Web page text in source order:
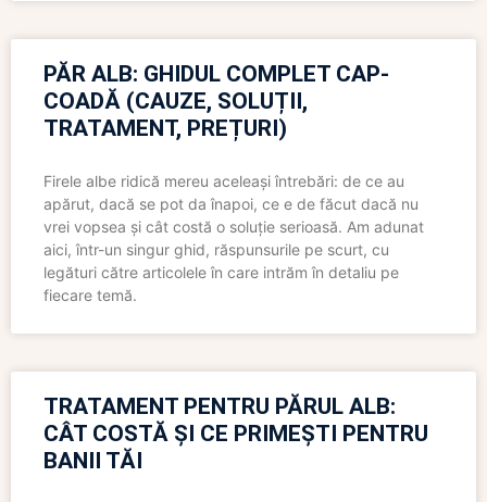
PĂR ALB: GHIDUL COMPLET CAP-
COADĂ (CAUZE, SOLUȚII,
TRATAMENT, PREȚURI)
Firele albe ridică mereu aceleași întrebări: de ce au
apărut, dacă se pot da înapoi, ce e de făcut dacă nu
vrei vopsea și cât costă o soluție serioasă. Am adunat
aici, într-un singur ghid, răspunsurile pe scurt, cu
legături către articolele în care intrăm în detaliu pe
fiecare temă.
TRATAMENT PENTRU PĂRUL ALB:
CÂT COSTĂ ȘI CE PRIMEȘTI PENTRU
BANII TĂI